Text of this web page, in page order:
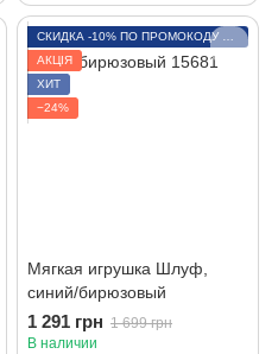
АКЦІЯ
ХИТ
−24%
Мягкая игрушка Шлуф,
синий/бирюзовый
1 291 грн 1 699 грн
В наличии